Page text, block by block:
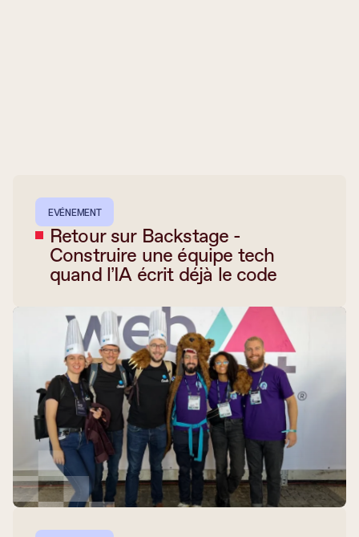
EVÉNEMENT
Retour sur Backstage -
Construire une équipe tech
quand l’IA écrit déjà le code